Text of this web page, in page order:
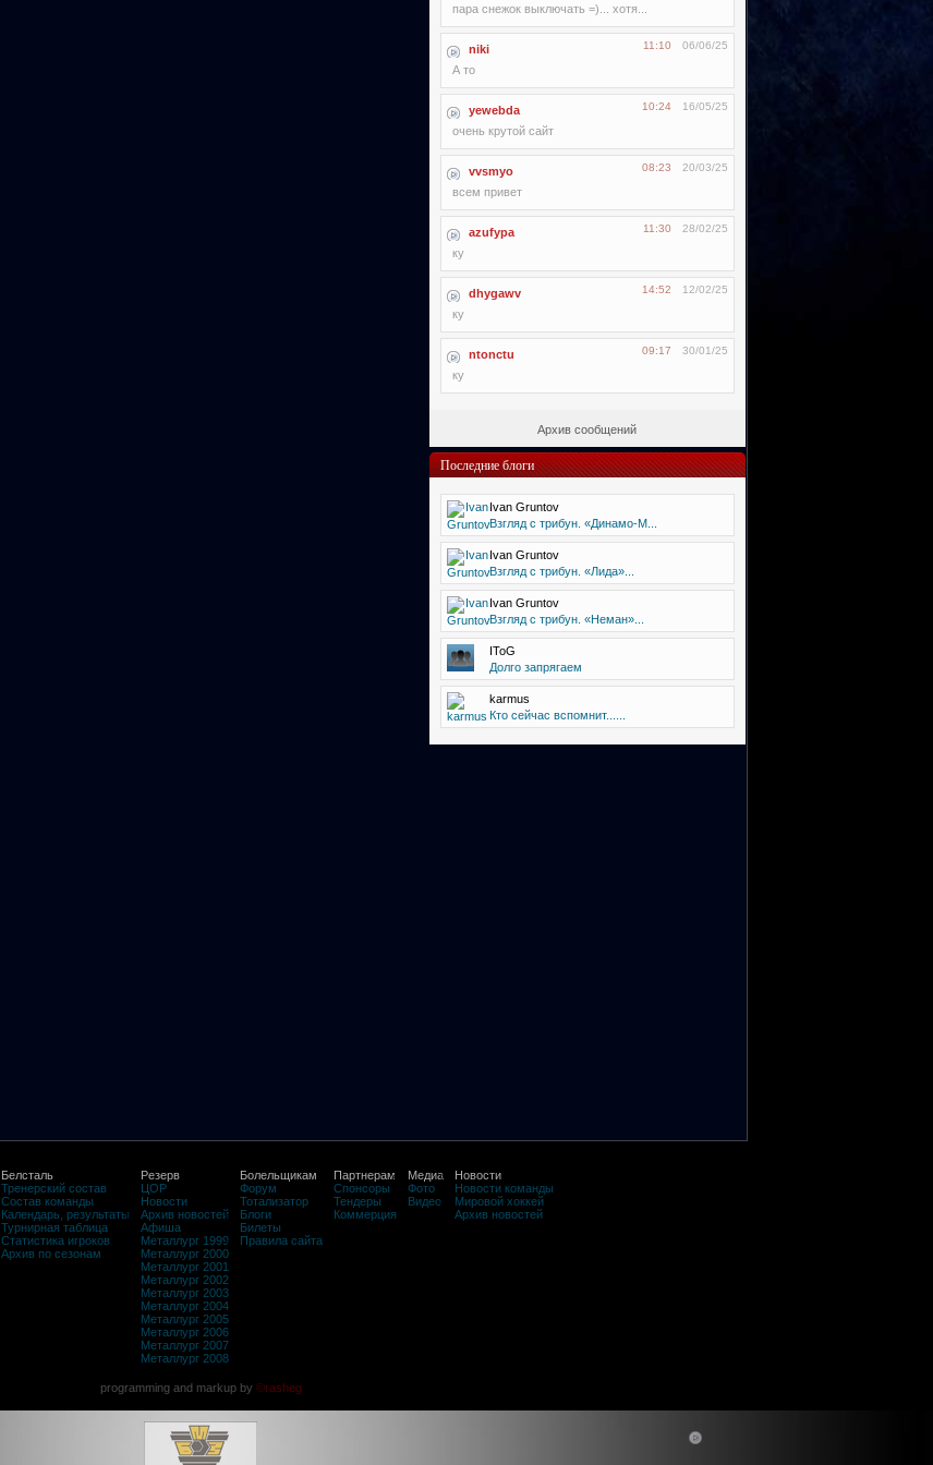
пара снежок выключать =)... хотя...
niki 06/06/25
11:10
А то
yewebda 16/05/25
10:24
очень крутой сайт
vvsmyo 20/03/25
08:23
всем привет
azufypa 28/02/25
11:30
ку
dhygawv 12/02/25
14:52
ку
ntonctu 30/01/25
09:17
ку
Архив сообщений
Последние блоги
Ivan Gruntov
Взгляд с трибун. «Динамо-М...
Ivan Gruntov
Взгляд с трибун. «Лида»...
Ivan Gruntov
Взгляд с трибун. «Неман»...
IToG
Долго запрягаем
karmus
Кто сейчас вспомнит......
Белсталь
Тренерский состав
Состав команды
Календарь, результаты
Турнирная таблица
Статистика игроков
Архив по сезонам
Резерв
ЦОР
Новости
Архив новостей
Афиша
Металлург 1999
Металлург 2000
Металлург 2001
Металлург 2002
Металлург 2003
Металлург 2004
Металлург 2005
Металлург 2006
Металлург 2007
Металлург 2008
Болельщикам
Форум
Тотализатор
Блоги
Билеты
Правила сайта
Партнерам
Спонсоры
Тендеры
Коммерция
Медиа
Фото
Видео
Новости
Новости команды
Мировой хоккей
Архив новостей
programming and markup by ©rasheg